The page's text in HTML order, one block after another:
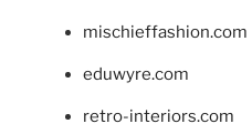
mischieffashion.com
eduwyre.com
retro-interiors.com